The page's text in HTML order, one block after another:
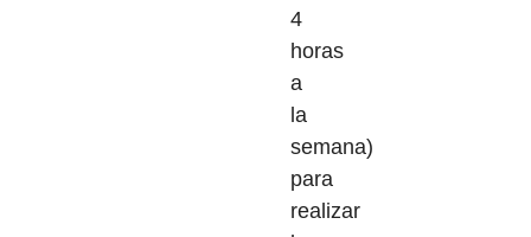
4
horas
a
la
semana)
para
realizar